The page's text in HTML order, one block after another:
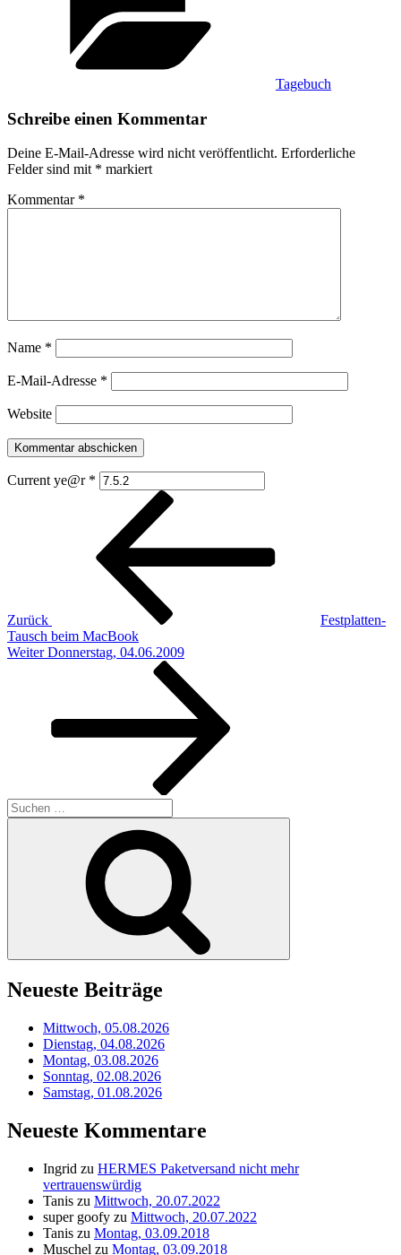
Tagebuch
Schreibe einen Kommentar
Deine E-Mail-Adresse wird nicht veröffentlicht. Erforderliche
Felder sind mit * markiert
Kommentar *
Name *
E-Mail-Adresse *
Website
Current ye@r *
Beitragsnavigation
Zurück
Festplatten-
Tausch beim MacBook
Nächster
Weiter Donnerstag, 04.06.2009
Suchen
nach:
Neueste Beiträge
Mittwoch, 05.08.2026
Dienstag, 04.08.2026
Montag, 03.08.2026
Sonntag, 02.08.2026
Samstag, 01.08.2026
Neueste Kommentare
Ingrid zu HERMES Paketversand nicht mehr
vertrauenswürdig
Tanis zu Mittwoch, 20.07.2022
super goofy zu Mittwoch, 20.07.2022
Tanis zu Montag, 03.09.2018
Muschel zu Montag, 03.09.2018